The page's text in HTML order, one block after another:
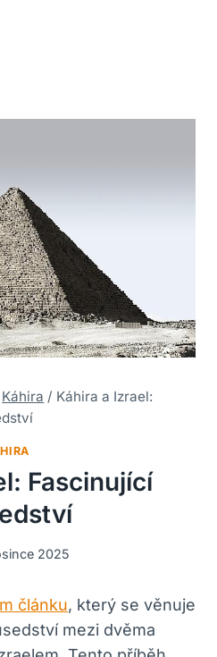
Káhira / Káhira a Izrael:
Fascinující
2025
článku, který se věnuje
mezi dvěma